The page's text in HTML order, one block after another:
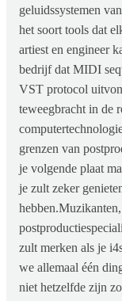
geluidssystemen
het soort tools dat
artiest en engineer
bedrijf dat MIDI
VST protocol
teweegbracht in de
grenzen van
je volgende plaat
je zult zeker
zult merken als je
we allemaal één
niet hetzelfde zijn